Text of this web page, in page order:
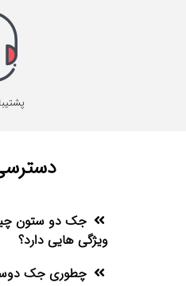
پشتیبانی
جک دو ستون
ویژگی هایی دارد؟
چطوری جک